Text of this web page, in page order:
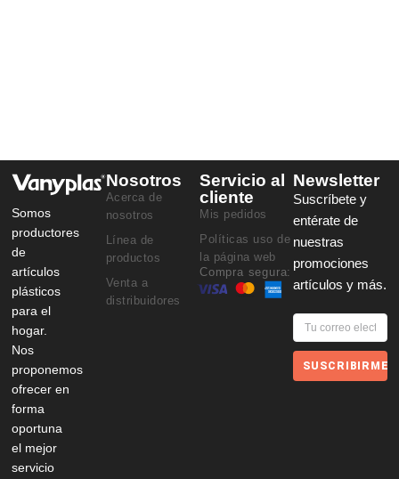
Somos
productores
de
artículos
plásticos
para el
hogar.
Nos
proponemos
ofrecer en
forma
oportuna
el mejor
servicio
Nosotros
Acerca de
nosotros
Línea de
productos
Venta a
distribuidores
Servicio al
cliente
Mis pedidos
Políticas uso de
la página web
Compra segura:
Newsletter
Suscríbete y
entérate de
nuestras
promociones
artículos y más.
SUSCRIBIRME